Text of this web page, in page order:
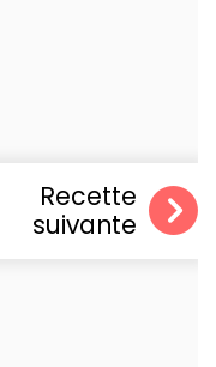
Recette
suivante